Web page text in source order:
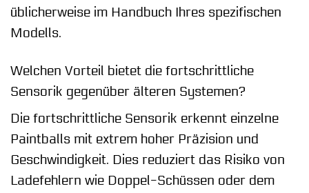
üblicherweise im Handbuch Ihres spezifischen
Modells.
Welchen Vorteil bietet die fortschrittliche
Sensorik gegenüber älteren Systemen?
Die fortschrittliche Sensorik erkennt einzelne
Paintballs mit extrem hoher Präzision und
Geschwindigkeit. Dies reduziert das Risiko von
Ladefehlern wie Doppel-Schüssen oder dem